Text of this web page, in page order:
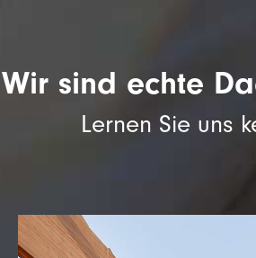
Wir sind echte
Lernen Sie uns